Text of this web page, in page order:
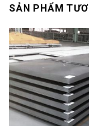
SẢN PHẨM